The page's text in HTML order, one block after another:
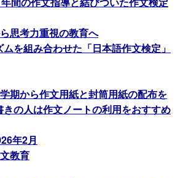
思考力重視の教育へ
を組み合わせた「日本語作文検定」
期から作文用紙と封筒用紙の配布を
の人は作文ノートの利用をおすすめ
年2月
教育